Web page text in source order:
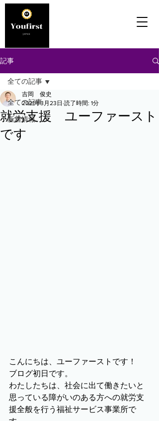
記事
全ての記事
新着情報
全ての記事
就労支援 ユーファースト
です
吉岡 俊史
2021年3月23日 読了時間: 1分
こんにちは、ユーファーストです！
ブログ初日です。
わたしたちは、社会に出て働きたいと
思っている障がいのある方への就労支
援全般を行う福祉サービス事業所で